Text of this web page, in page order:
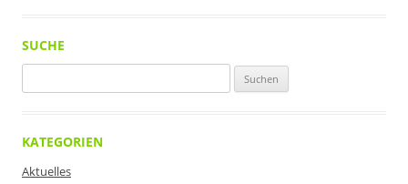
SUCHE
nach:
KATEGORIEN
Aktuelles